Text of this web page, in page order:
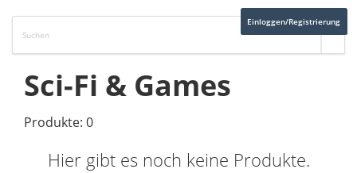
Einloggen/Registrierung
Sci-Fi & Games
Produkte: 0
Hier gibt es noch keine Produkte.